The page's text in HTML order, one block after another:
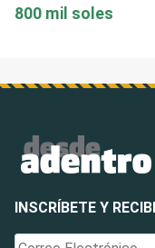
800 mil soles
INSCRÍBETE Y